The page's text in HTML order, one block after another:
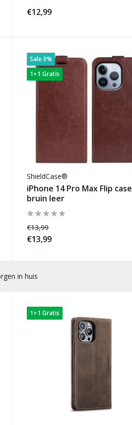
€12,99
Sale 0%
1+1 Gratis
ShieldCase®
iPhone 14 Pro Max Flip case
bruin leer
€13,99
€13,99
1+1 Gratis